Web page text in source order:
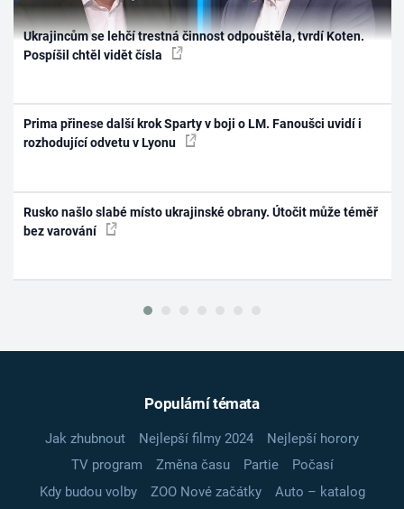
Ukrajincům se lehčí trestná činnost odpouštěla, tvrdí Koten.
Pospíšil chtěl vidět čísla
Prima přinese další krok Sparty v boji o LM. Fanoušci uvidí i
rozhodující odvetu v Lyonu
Rusko našlo slabé místo ukrajinské obrany. Útočit může téměř
bez varování
Populární témata
Jak zhubnout Nejlepší filmy 2024
Nejlepší horory
TV program
Změna času Partie
Počasí
Kdy budou volby
ZOO Nové začátky
Auto – katalog